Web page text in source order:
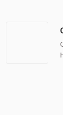
arasında yer
yılların